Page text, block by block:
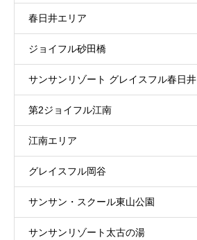
春日井エリア
ジョイフル砂田橋
サンサンリゾート グレイスフル春日井
第2ジョイフル江南
江南エリア
グレイスフル岡谷
サンサン・スクール東山公園
サンサンリゾート太古の湯